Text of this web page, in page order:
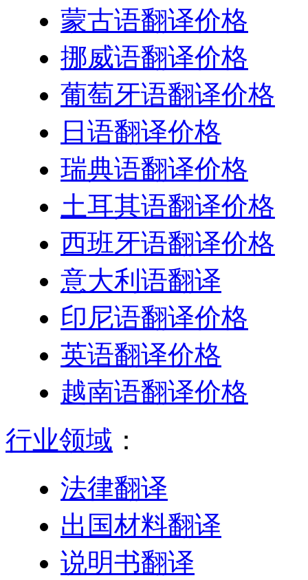
蒙古语翻译价格
挪威语翻译价格
葡萄牙语翻译价格
日语翻译价格
瑞典语翻译价格
土耳其语翻译价格
西班牙语翻译价格
意大利语翻译
印尼语翻译价格
英语翻译价格
越南语翻译价格
行业领域 ：
法律翻译
出国材料翻译
说明书翻译